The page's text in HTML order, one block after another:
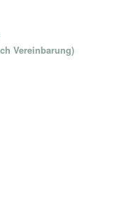
Vereinbarung)